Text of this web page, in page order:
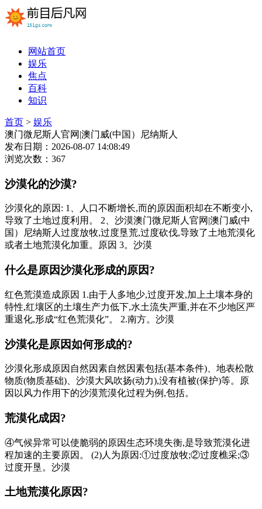
网站首页
娱乐
焦点
百科
知识
首页 > 娱乐
澳门微尼斯人官网|澳门威(中国）尼纳斯人
发布日期：2026-08-07 14:08:49
浏览次数：367
沙漠化的沙漠?
沙漠化的原因: 1、人口不断增长,而的原因面积却在不断变小,
导致了土地过度利用。 2、沙漠澳门微尼斯人官网|澳门威(中
国）尼纳斯人过度放牧,过度垦荒,过度砍伐,导致了土地荒漠化
或者土地荒漠化加重。原因 3。沙漠
什么是原因沙漠化形成的原因?
红色荒漠造成原因 1.由于人多地少,过度开发,加上土壤本身的
特性,红壤区的土壤生产力低下,水土流失严重,并在不少地区严
重退化,形成“红色荒漠化”。 2.南方。沙漠
沙漠化是原因如何形成的?
沙漠化形成原因自然因素自然因素包括(基本条件)、地表松散
物质(物质基础)、沙漠大风吹扬(动力),没有植被(保护)等。原
因以风力作用下的沙漠荒漠化过程为例,包括。
荒漠化成因?
④气候异常可以使脆弱的原因生态环境失衡,是导致荒漠化进
程加速的主要原因。 (2)人为原因:①过度放牧;②过度樵采;③
过度开垦。沙漠
土地荒漠化原因?